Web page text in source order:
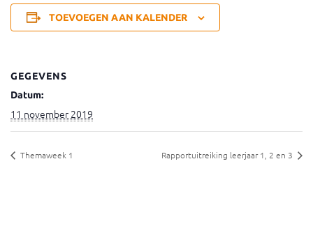
TOEVOEGEN AAN KALENDER
GEGEVENS
Datum:
11 november 2019
Themaweek 1 Rapportuitreiking leerjaar 1, 2 en 3